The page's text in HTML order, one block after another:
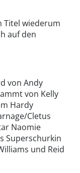
Titel wiederum
auf den
von Andy
von Kelly
Hardy
Cletus
Naomie
Superschurkin
und Reid